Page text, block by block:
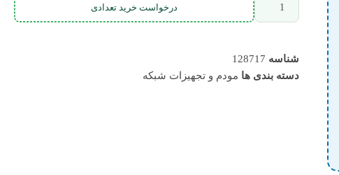
درخواست خرید تعدادی
شناسه 128717
دسته بندی ها مودم و تجهیزات شبکه